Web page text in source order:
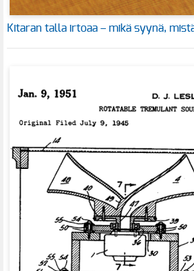
Kitaran talla irtoaa – mikä syynä,